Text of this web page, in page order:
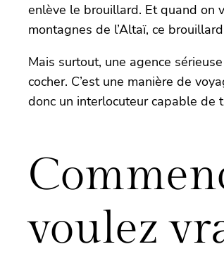
enlève le brouillard. Et quand on
montagnes de l’Altaï, ce
Mais surtout, une agence
cocher. C’est une manière de
donc un interlocuteur capable de
voulez